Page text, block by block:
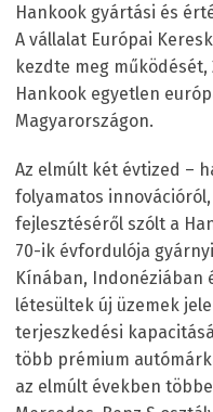
Hankook gyártási és
A vállalat Európai
kezdte meg
Hankook egyetlen
Magyarországon.
Az elmúlt két évtized –
folyamatos
fejlesztéséről szólt a
70-ik évfordulója
Kínában, Indonéziában
létesültek új üzemek
terjeszkedési
több prémium
az elmúlt években